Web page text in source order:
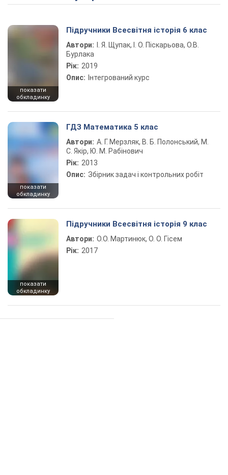
показати
обкладинку
Підручники Всесвітня історія 6 клас
Автори:
І. Я. Щупак, І. О. Піскарьова, О.В.
Бурлака
Рік: 2019
Опис: Інтегрований курс
показати
обкладинку
ГДЗ Математика 5 клас
Автори: А. Г. Мерзляк, В. Б. Полонський, М.
С. Якір, Ю. М. Рабінович
Рік: 2013
Опис: Збірник задач і контрольних робіт
показати
обкладинку
Підручники Всесвітня історія 9 клас
Автори: О.О. Мартинюк, О. О. Гісем
Рік: 2017